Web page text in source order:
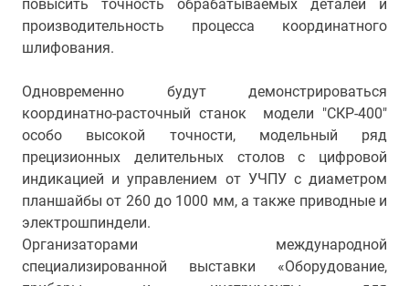
повысить точность обрабатываемых деталей и
производительность процесса координатного
шлифования.
Одновременно будут демонстрироваться
координатно-расточный станок модели "СКР-400"
особо высокой точности, модельный ряд
прецизионных делительных столов с цифровой
индикацией и управлением от УЧПУ с диаметром
планшайбы от 260 до 1000 мм, а также приводные и
электрошпиндели.
Организаторами международной
специализированной выставки «Оборудование,